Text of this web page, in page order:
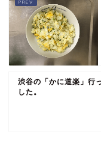
渋谷の「かに道楽」行
した。